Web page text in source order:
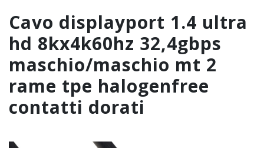
cavo displayport 1.4 ultra
hd 8kx4k60hz 32,4gbps
maschio/maschio mt 2
rame tpe halogenfree
contatti dorati